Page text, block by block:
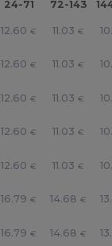
24-71 72-143
12.60 € 11.03 €
12.60 € 11.03 €
12.60 € 11.03 €
12.60 € 11.03 €
12.60 € 11.03 €
16.79 € 14.68 €
16.79 € 14.68 €